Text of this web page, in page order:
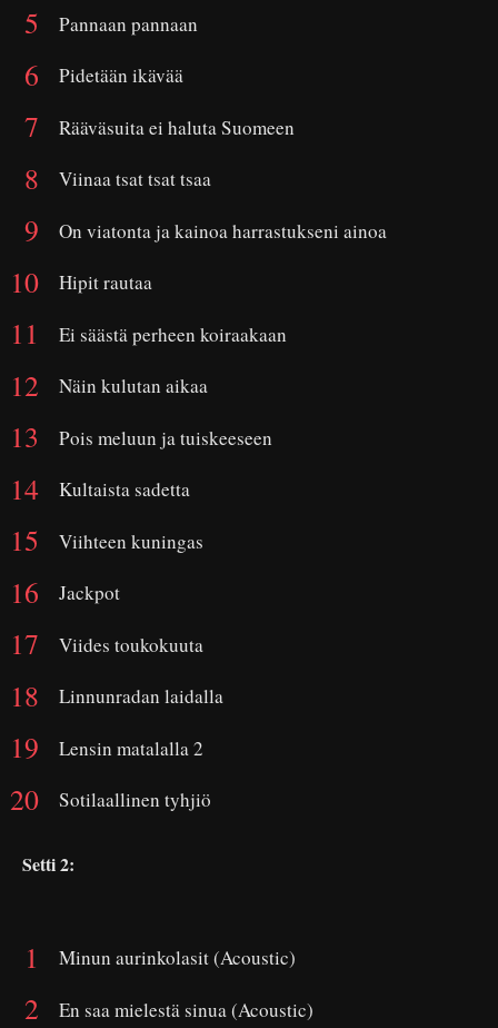
Pannaan pannaan
Pidetään ikävää
Rääväsuita ei haluta Suomeen
Viinaa tsat tsat tsaa
On viatonta ja kainoa harrastukseni ainoa
Hipit rautaa
Ei säästä perheen koiraakaan
Näin kulutan aikaa
Pois meluun ja tuiskeeseen
Kultaista sadetta
Viihteen kuningas
Jackpot
Viides toukokuuta
Linnunradan laidalla
Lensin matalalla 2
Sotilaallinen tyhjiö
Setti 2:
Minun aurinkolasit (Acoustic)
En saa mielestä sinua (Acoustic)